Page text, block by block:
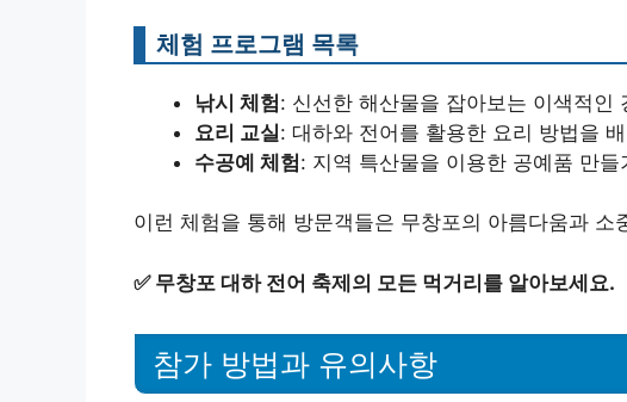
체험 프로그램 목록
낚시 체험: 신선한 해산물을 잡아보는 이색적인
요리 교실: 대하와 전어를 활용한 요리 방법을
수공예 체험: 지역 특산물을 이용한 공예품 만
이런 체험을 통해 방문객들은 무창포의 아름다움과
✅ 무창포 대하 전어 축제의 모든 먹거리를 알아보세요.
참가 방법과 유의사항